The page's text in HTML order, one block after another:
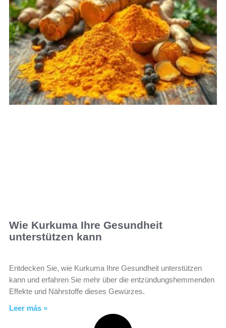
Wie Kurkuma Ihre Gesundheit
unterstützen kann
Entdecken Sie, wie Kurkuma Ihre Gesundheit unterstützen
kann und erfahren Sie mehr über die entzündungshemmenden
Effekte und Nährstoffe dieses Gewürzes.
Leer más »